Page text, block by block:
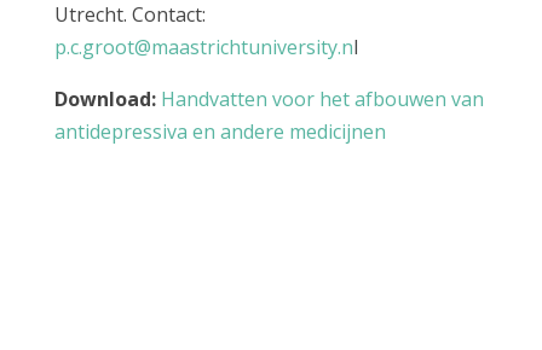
Utrecht. Contact:
p.c.groot@maastrichtuniversity.nl
Download: Handvatten voor het afbouwen van
antidepressiva en andere medicijnen